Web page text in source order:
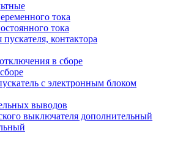
тока
тока
контактора
в сборе
с электронным блоком
выводов
выключателя дополнительный